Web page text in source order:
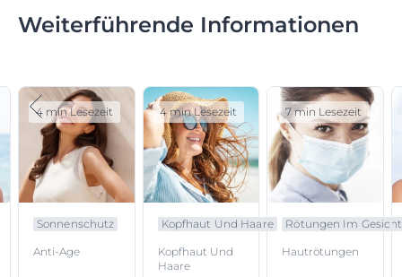
Weiterführende Informationen
Sonnenschutz
Anti-Age
4 min Lesezeit
Kopfhaut Und Haare
Kopfhaut Und
Haare
4 min Lesezeit
Rötungen Im Gesicht
Hautrötungen
7 min Lesezeit